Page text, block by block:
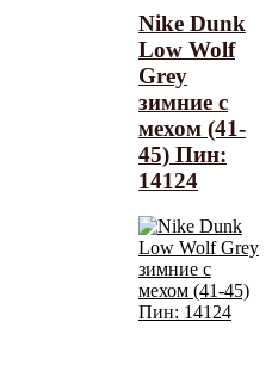
Nike Dunk
Low Wolf
Grey
зимние с
мехом (41-
45) Пин:
14124